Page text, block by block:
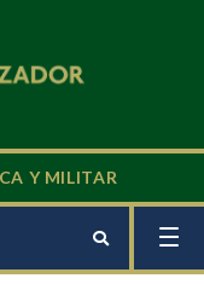
Y MILITAR